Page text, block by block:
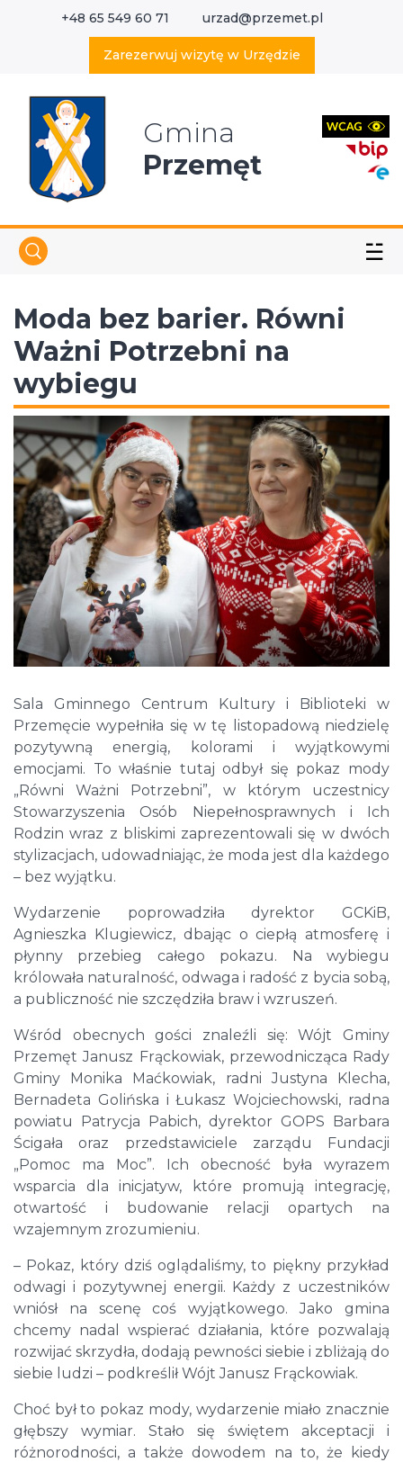
+48 65 549 60 71 urzad@przemet.pl
Zarezerwuj wizytę w Urzędzie
Gmina
Przemęt
☱
Moda bez barier. Równi
Ważni Potrzebni na
wybiegu
Sala Gminnego Centrum Kultury i Biblioteki w
Przemęcie wypełniła się w tę listopadową niedzielę
pozytywną energią, kolorami i wyjątkowymi
emocjami. To właśnie tutaj odbył się pokaz mody
„Równi Ważni Potrzebni”, w którym uczestnicy
Stowarzyszenia Osób Niepełnosprawnych i Ich
Rodzin wraz z bliskimi zaprezentowali się w dwóch
stylizacjach, udowadniając, że moda jest dla każdego
– bez wyjątku.
Wydarzenie poprowadziła dyrektor GCKiB,
Agnieszka Klugiewicz, dbając o ciepłą atmosferę i
płynny przebieg całego pokazu. Na wybiegu
królowała naturalność, odwaga i radość z bycia sobą,
a publiczność nie szczędziła braw i wzruszeń.
Wśród obecnych gości znaleźli się: Wójt Gminy
Przemęt Janusz Frąckowiak, przewodnicząca Rady
Gminy Monika Maćkowiak, radni Justyna Klecha,
Bernadeta Golińska i Łukasz Wojciechowski, radna
powiatu Patrycja Pabich, dyrektor GOPS Barbara
Ścigała oraz przedstawiciele zarządu Fundacji
„Pomoc ma Moc”. Ich obecność była wyrazem
wsparcia dla inicjatyw, które promują integrację,
otwartość i budowanie relacji opartych na
wzajemnym zrozumieniu.
– Pokaz, który dziś oglądaliśmy, to piękny przykład
odwagi i pozytywnej energii. Każdy z uczestników
wniósł na scenę coś wyjątkowego. Jako gmina
chcemy nadal wspierać działania, które pozwalają
rozwijać skrzydła, dodają pewności siebie i zbliżają do
siebie ludzi – podkreślił Wójt Janusz Frąckowiak.
Choć był to pokaz mody, wydarzenie miało znacznie
głębszy wymiar. Stało się świętem akceptacji i
różnorodności, a także dowodem na to, że kiedy
Wyszukaj w serwisie